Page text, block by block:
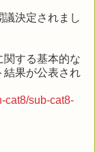
決定されまし
関する基本的な
結果が公表され
cat8/sub-cat8-